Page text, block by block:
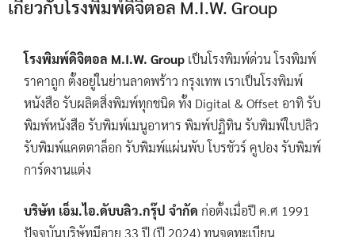
เกี่ยวกับโรงพิมพ์ดิจิตอล M.I.W. Group
โรงพิมพ์ดิจิตอล M.I.W. Group เป็นโรงพิมพ์ด่วน โรงพิมพ์
ราคาถูก ตั้งอยู่ในย่านลาดพร้าว กรุงเทพ เราเป็นโรงพิมพ์
หนังสือ รับผลิตสิ่งพิมพ์ทุกชนิด ทั้ง Digital & Offset อาทิ รับ
พิมพ์หนังสือ รับพิมพ์เมนูอาหาร พิมพ์ปฏิทิน รับพิมพ์ใบปลิว
รับพิมพ์แคตตาล็อก รับพิมพ์แผ่นพับ โบรชัวร์ คูปอง รับพิมพ์
การ์ดงานแต่ง
บริษัท เอ็ม.ไอ.ดับบลิว.กรุ๊ป จำกัด ก่อตั้งเมื่อปี ค.ศ 1991
ปัจจุบันบริษัทมีอายุ 33 ปี (ปี 2024) ทุนจดทะเบียน